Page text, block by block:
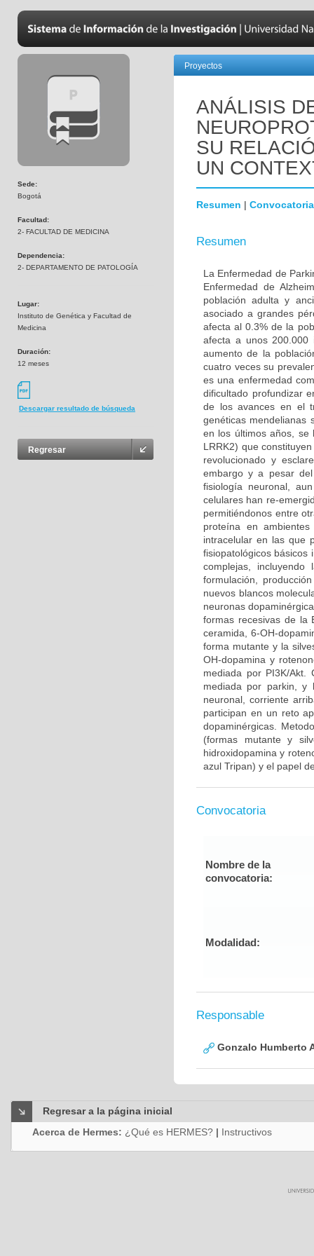
Sede:
Bogotá
Facultad:
2- FACULTAD DE MEDICINA
Dependencia:
2- DEPARTAMENTO DE PATOLOGÍA
Lugar:
Instituto de Genética y Facultad de
Medicina
Duración:
12 meses
Descargar resultado de búsqueda
Regresar
Proyectos
ANÁLISIS
SU
UN
Resumen | Convocatoria
Resumen
La Enfermedad de
Enfermedad de
población adulta y
asociado a grandes
afecta al 0.3% de la
afecta a unos 200.000
aumento de la
cuatro veces su
es una enfermedad
dificultado profundizar
de los avances en el
genéticas mendelianas
en los últimos años, se
LRRK2) que
revolucionado y
embargo y a pesar
fisiología neuronal,
celulares han re-
permitiéndonos entre
proteína en
intracelular en las que
fisiopatológicos básicos
complejas,
formulación,
nuevos blancos
neuronas
formas recesivas de la
ceramida, 6-OH-
forma mutante y la
OH-dopamina y
mediada por PI3K/
mediada por parkin, y
neuronal, corriente
participan en un reto
dopaminérgicas.
(formas mutante y
hidroxidopamina y
azul Tripan) y el papel
Convocatoria
Nombre de la
convocatoria:
Modalidad:
Responsable
Gonzalo Humberto
Regresar a la página inicial
Acerca de Hermes: ¿Qué es HERMES? | Instructivos